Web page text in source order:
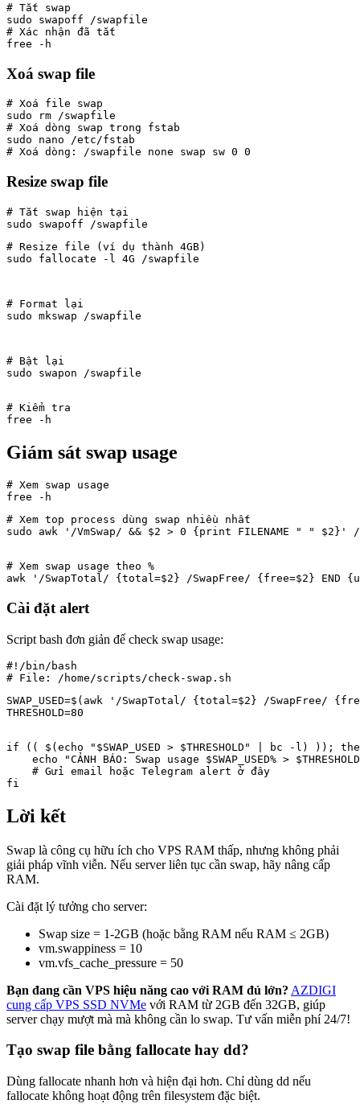
# Tắt swap
sudo swapoff /swapfile
# Xác nhận đã tắt
free -h
Xoá swap file
# Xoá file swap
sudo rm /swapfile
# Xoá dòng swap trong fstab
sudo nano /etc/fstab
# Xoá dòng: /swapfile none swap sw 0 0
Resize swap file
# Tắt swap hiện tại
# Resize file (ví dụ thành 4GB)
sudo fallocate -l 4G /swapfile
# Format lại
sudo mkswap /swapfile
# Bật lại
sudo swapon /swapfile
# Kiểm tra
free -h
Giám sát swap usage
# Xem swap usage
# Xem top process dùng swap nhiều nhất
sudo awk '/VmSwap/ && $2 > 0 {print FILENAME " "
# Xem swap usage theo %
awk '/SwapTotal/ {total=$2} /SwapFree/ {free=$2}
Cài đặt alert
Script bash đơn giản để check swap usage:
#!/bin/bash
SWAP_USED=$(awk '/SwapTotal/ {total=$2} /
THRESHOLD=80
if (( $(echo "$SWAP_USED > $THRESHOLD" | bc -l) ));
echo "CẢNH BÁO: Swap usage $SWAP_USED% >
    # Gửi email hoặc Telegram alert ở đây
fi
Lời kết
Swap là công cụ hữu ích cho VPS RAM thấp, nhưng không phải
giải pháp vĩnh viễn. Nếu server liên tục cần swap, hãy nâng cấp
RAM.
Cài đặt lý tưởng cho server:
Swap size = 1-2GB (hoặc bằng RAM nếu RAM ≤ 2GB)
vm.swappiness = 10
vm.vfs_cache_pressure = 50
Bạn đang cần VPS hiệu năng cao với RAM đủ lớn? AZDIGI
cung cấp VPS SSD NVMe với RAM từ 2GB đến 32GB, giúp
server chạy mượt mà mà không cần lo swap. Tư vấn miễn phí 24/7!
Tạo swap file bằng fallocate hay dd?
Dùng fallocate nhanh hơn và hiện đại hơn. Chỉ dùng dd nếu
fallocate không hoạt động trên filesystem đặc biệt.